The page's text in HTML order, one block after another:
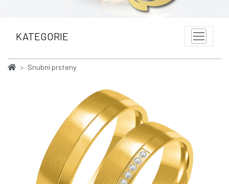
KATEGORIE
Snubní prsteny